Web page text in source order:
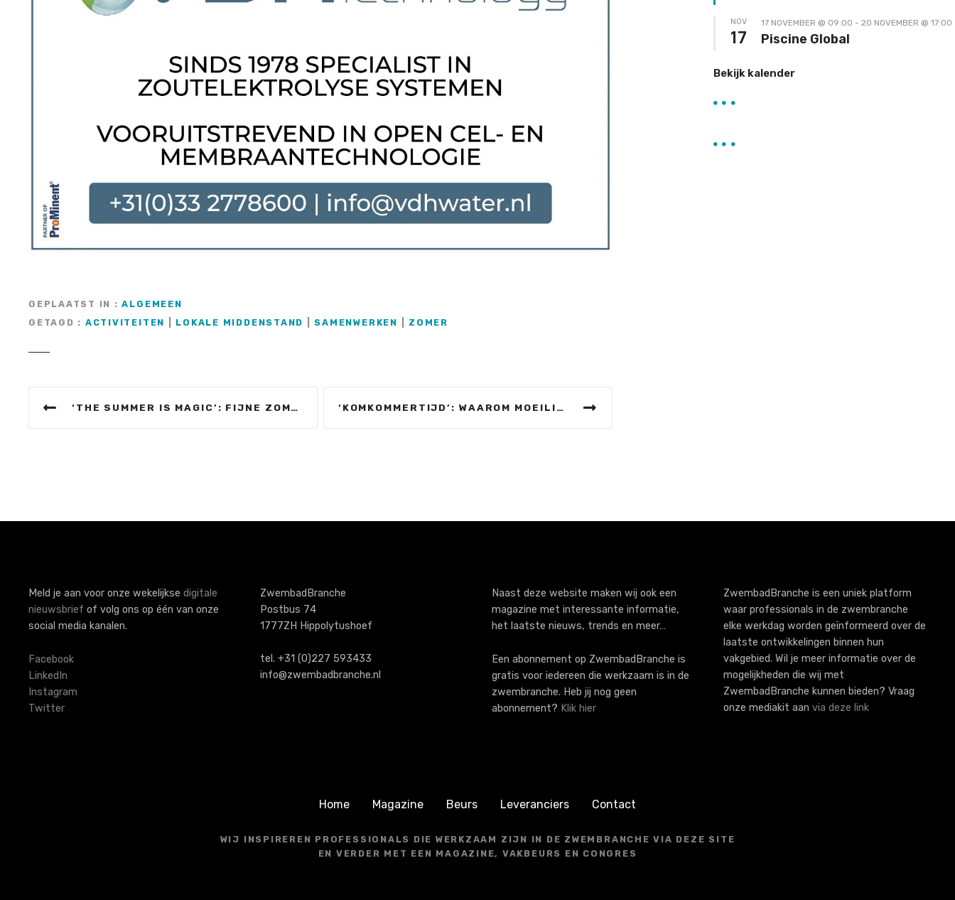
GEPLAATST IN
ALGEMEEN
GETAGD
ACTIVITEITEN LOKALE MIDDENSTAND |SAMENWERKEN ZOMER
h
a
v
i
g
a
‘THE SUMMER IS MAGIC’: FIJNE ZOMER! ‘KOMKOMMERTIJD’: WAAROM MOEILIJK DOEN ALS HET MAKKELIJK KAN
NOV
17
17 NOVEMBER @ 09:00 - 20 NOVEMBER @ 17:00
Piscine Global
Bekijk kalender
Meld je aan voor onze wekelijkse digitale
nieuwsbrief of volg ons op één van onze
social media kanalen.
Facebook
LinkedIn
Instagram
Twitter
ZwembadBranche
Postbus 74
1777ZH Hippolytushoef
tel. +31 (0)227 593433
info@zwembadbranche.nl
Naast deze website maken wij ook een
magazine met interessante informatie,
het laatste nieuws, trends en meer…
Een abonnement op ZwembadBranche is
gratis voor iedereen die werkzaam is in de
zwembranche. Heb jij nog geen
abonnement? Klik hier
ZwembadBranche is een uniek platform
waar professionals in de zwembranche
elke werkdag worden geïnformeerd over de
laatste ontwikkelingen binnen hun
vakgebied. Wil je meer informatie over de
mogelijkheden die wij met
ZwembadBranche kunnen bieden? Vraag
onze mediakit aan via deze link
Home Magazine Beurs Leveranciers Contact
WIJ INSPIREREN PROFESSIONALS DIE WERKZAAM ZIJN IN DE ZWEMBRANCHE VIA DEZE SITE
EN VERDER MET EEN MAGAZINE, VAKBEURS EN CONGRES